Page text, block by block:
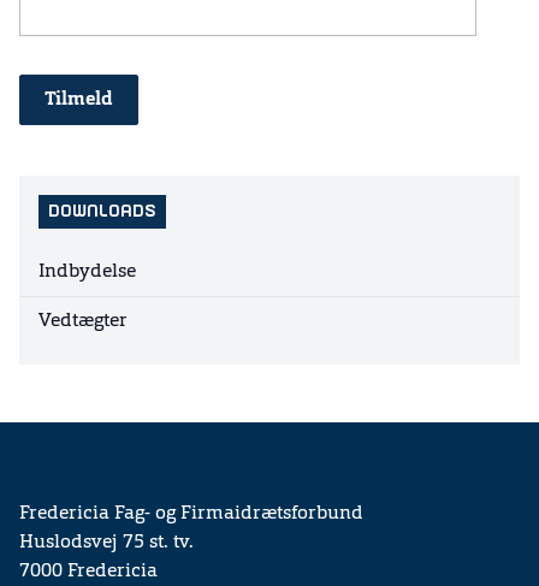
DOWNLOADS
Indbydelse
Vedtægter
Fredericia Fag- og Firmaidrætsforbund
Huslodsvej 75 st. tv.
7000 Fredericia